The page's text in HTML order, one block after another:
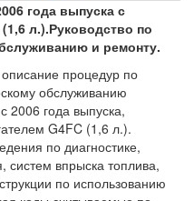
года выпуска с
л.).Руководство по
и ремонту.
процедур по
обслуживанию
2006 года выпуска,
G4FC (1,6 л.).
по диагностике,
систем впрыска топлива,
по использованию